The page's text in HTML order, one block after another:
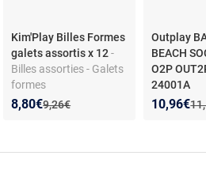
Kim'Play Billes Formes
galets assortis x 12-
Billes assorties - Galets
formes
étoiles/coquillages/poi
Ancien prix :
9,26€
Nouveau prix :
8,80€
Réduction de :
Outplay
BEACH
O2P
24001A
Nouveau
10,96€